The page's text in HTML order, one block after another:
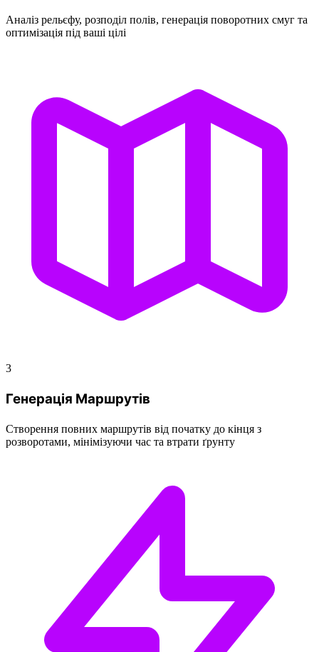
Аналіз рельєфу, розподіл полів, генерація поворотних смуг та
оптимізація під ваші цілі
3
Генерація Маршрутів
Створення повних маршрутів від початку до кінця з
розворотами, мінімізуючи час та втрати ґрунту